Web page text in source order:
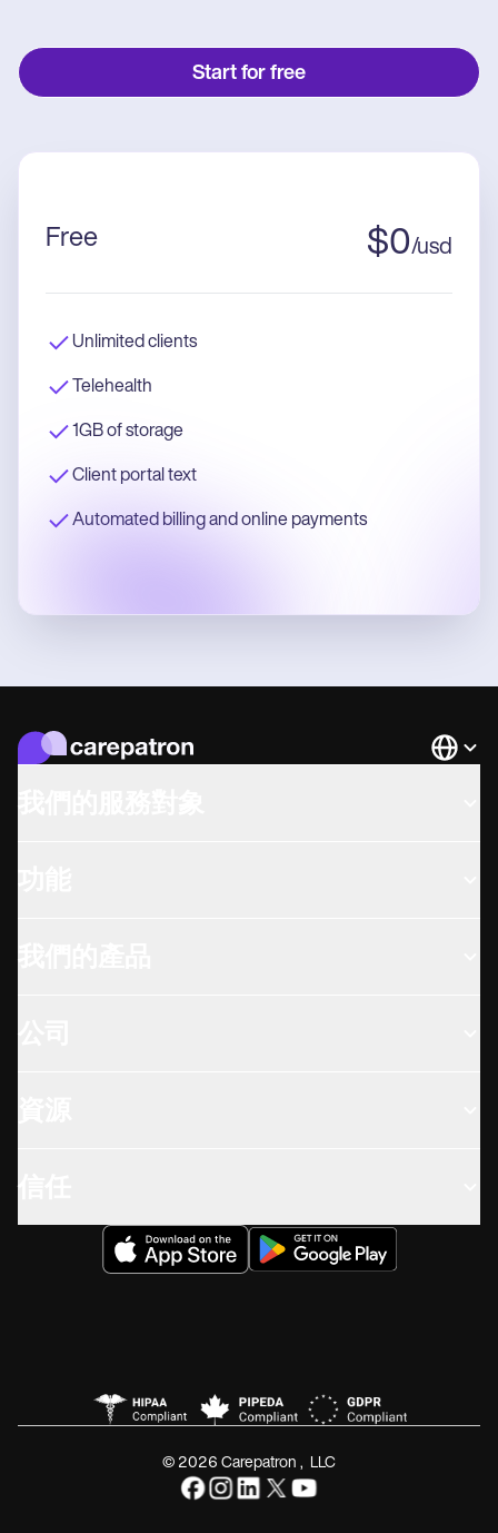
Start for free
Free $0/usd
Unlimited clients
Telehealth
1GB of storage
Client portal text
Automated billing and online payments
© 2026 Carepatron, LLC